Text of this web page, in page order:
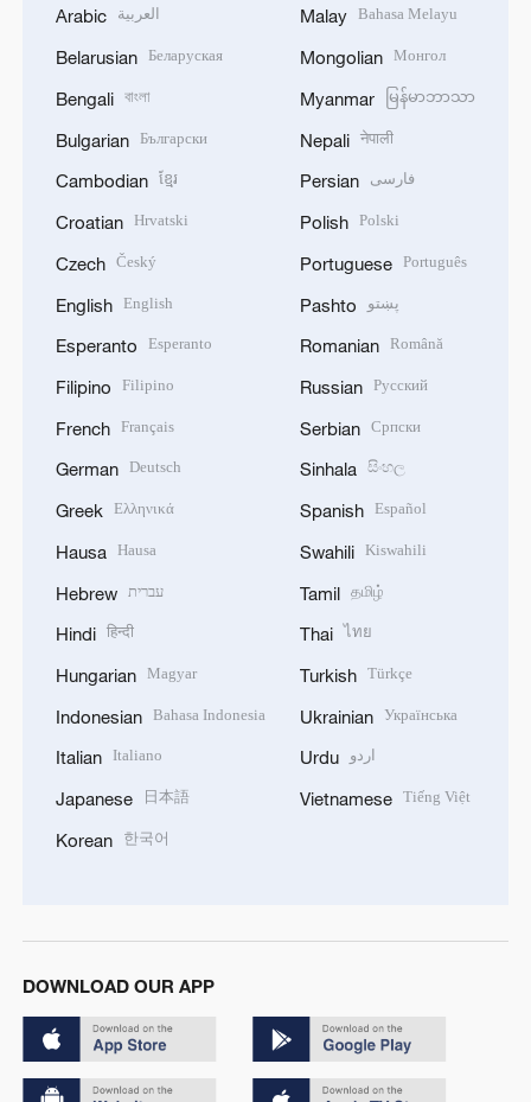
Arabic العربية
Belarusian Беларуская
Bengali বাংলা
Bulgarian Български
Cambodian ខ្មែរ
Croatian Hrvatski
Czech Český
English English
Esperanto Esperanto
Filipino Filipino
French Français
German Deutsch
Greek Ελληνικά
Hausa Hausa
Hebrew עברית
Hindi हिन्दी
Hungarian Magyar
Indonesian Bahasa Indonesia
Italian Italiano
Japanese 日本語
Korean 한국어
Malay Bahasa Melayu
Mongolian Монгол
Myanmar မြန်မာဘာသာ
Nepali नेपाली
Persian فارسی
Polish Polski
Portuguese Português
Pashto پښتو
Romanian Română
Russian Русский
Serbian Српски
Sinhala සිංහල
Spanish Español
Swahili Kiswahili
Tamil தமிழ்
Thai ไทย
Turkish Türkçe
Ukrainian Українська
Urdu اردو
Vietnamese Tiếng Việt
DOWNLOAD OUR APP